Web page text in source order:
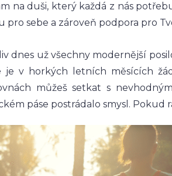
na duši, který každá z nás
pro sebe a zároveň podpora pro
dnes už všechny modernější
je v horkých letních měsících
můžeš setkat s
páse postrádalo smysl. Pokud